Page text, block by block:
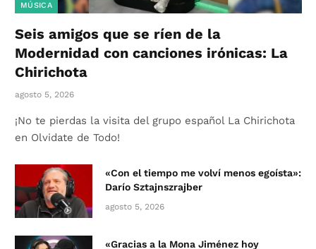
MÚSICA
Seis amigos que se ríen de la
Modernidad con canciones irónicas: La
Chirichota
agosto 5, 2026
¡No te pierdas la visita del grupo español La Chirichota
en Olvidate de Todo!
«Con el tiempo me volví menos egoísta»:
Darío Sztajnszrajber
agosto 5, 2026
«Gracias a la Mona Jiménez hoy